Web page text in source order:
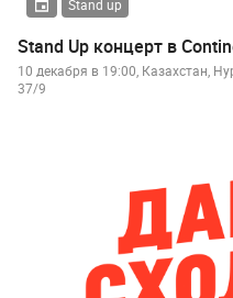
Stand up
Stand Up концерт в
10 декабря в 19:00, Казахстан,
37/9